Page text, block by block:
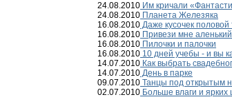
24.08.2010 Им кричали
24.08.2010 Планета Железяка
16.08.2010 Даже кусочек
16.08.2010 Привези мне
16.08.2010 Пилочки и палочки
16.08.2010 10 дней учебы - и вы
14.07.2010 Как выбрать
14.07.2010 День в парке
09.07.2010 Танцы под открытым
02.07.2010 Больше влаги и ярких